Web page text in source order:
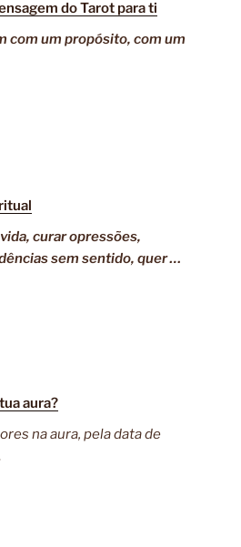
do Tarot para ti
com um propósito, com um
curar opressões,
sem sentido, quer …
aura?
na aura, pela data de